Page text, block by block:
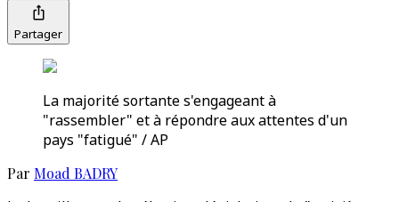
Partager
La majorité sortante s'engageant à
"rassembler" et à répondre aux attentes d'un
pays "fatigué" / AP
Par Moad BADRY